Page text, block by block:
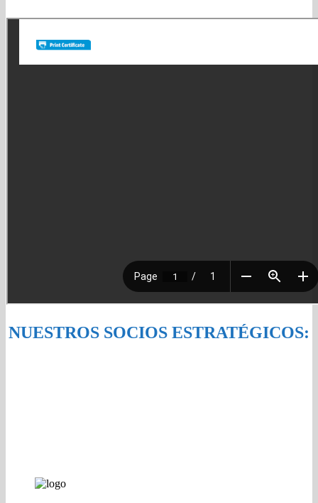
NUESTROS SOCIOS ESTRATÉGICOS: